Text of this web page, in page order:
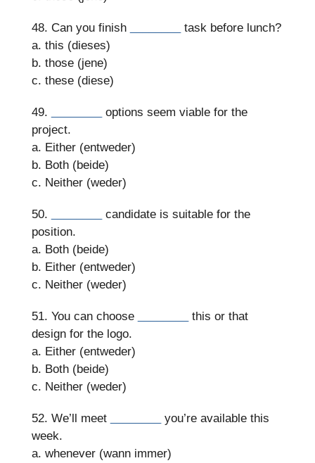
48. Can you finish
task before lunch?
a. this (dieses)
b. those (jene)
c. these (diese)
49.
options seem viable for the
project.
a. Either (entweder)
b. Both (beide)
c. Neither (weder)
50.
candidate is suitable for the
position.
a. Both (beide)
b. Either (entweder)
c. Neither (weder)
51. You can choose
this or that
design for the logo.
a. Either (entweder)
b. Both (beide)
c. Neither (weder)
52. We’ll meet
you’re available this
week.
a. whenever (wann immer)